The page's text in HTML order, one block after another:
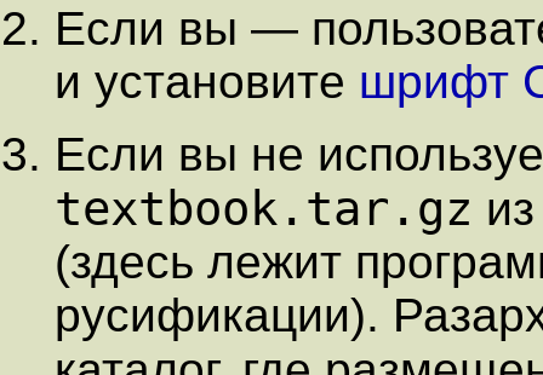
Если вы —
и установите шрифт
Если вы не
textbook.tar.gz
(здесь лежит
русификации).